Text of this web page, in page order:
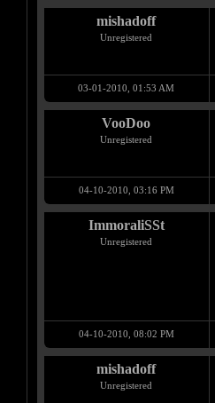
mishadoff
Unregistered
03-01-2010, 01:53 AM
VooDoo
Unregistered
04-10-2010, 03:16 PM
ImmoraliSSt
Unregistered
04-10-2010, 08:02 PM
mishadoff
Unregistered